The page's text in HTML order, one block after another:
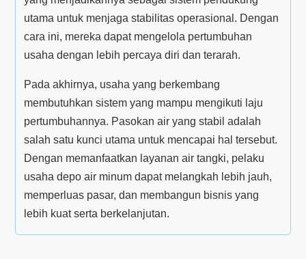
utama untuk menjaga stabilitas operasional. Dengan
cara ini, mereka dapat mengelola pertumbuhan
usaha dengan lebih percaya diri dan terarah.
Pada akhirnya, usaha yang berkembang
membutuhkan sistem yang mampu mengikuti laju
pertumbuhannya. Pasokan air yang stabil adalah
salah satu kunci utama untuk mencapai hal tersebut.
Dengan memanfaatkan layanan air tangki, pelaku
usaha depo air minum dapat melangkah lebih jauh,
memperluas pasar, dan membangun bisnis yang
lebih kuat serta berkelanjutan.